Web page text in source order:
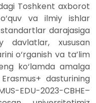
Toshkent axborot
va ilmiy ishlar
darajasiga
davlatlar, xususan
o‘rganish va ta’lim
ko‘lamda amalga
dasturining
EDU-2023-CBHE–